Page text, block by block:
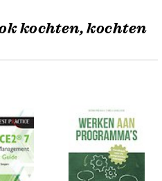
kochten, kochten